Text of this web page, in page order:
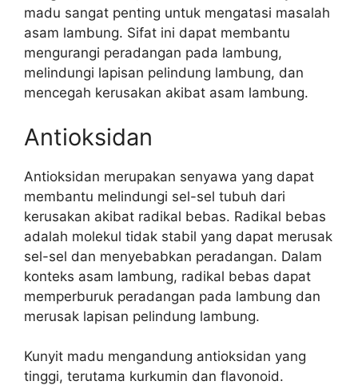
madu sangat penting untuk mengatasi masalah
asam lambung. Sifat ini dapat membantu
mengurangi peradangan pada lambung,
melindungi lapisan pelindung lambung, dan
mencegah kerusakan akibat asam lambung.
Antioksidan
Antioksidan merupakan senyawa yang dapat
membantu melindungi sel-sel tubuh dari
kerusakan akibat radikal bebas. Radikal bebas
adalah molekul tidak stabil yang dapat merusak
sel-sel dan menyebabkan peradangan. Dalam
konteks asam lambung, radikal bebas dapat
memperburuk peradangan pada lambung dan
merusak lapisan pelindung lambung.
Kunyit madu mengandung antioksidan yang
tinggi, terutama kurkumin dan flavonoid.